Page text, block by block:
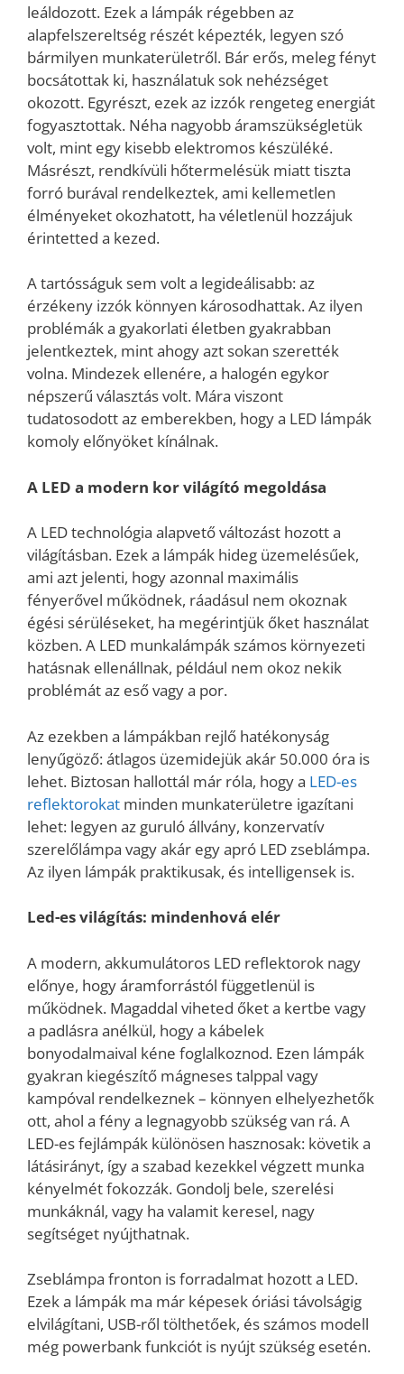
leáldozott. Ezek a lámpák régebben az
alapfelszereltség részét képezték, legyen szó
bármilyen munkaterületről. Bár erős, meleg fényt
bocsátottak ki, használatuk sok nehézséget
okozott. Egyrészt, ezek az izzók rengeteg energiát
fogyasztottak. Néha nagyobb áramszükségletük
volt, mint egy kisebb elektromos készüléké.
Másrészt, rendkívüli hőtermelésük miatt tiszta
forró burával rendelkeztek, ami kellemetlen
élményeket okozhatott, ha véletlenül hozzájuk
érintetted a kezed.
A tartósságuk sem volt a legideálisabb: az
érzékeny izzók könnyen károsodhattak. Az ilyen
problémák a gyakorlati életben gyakrabban
jelentkeztek, mint ahogy azt sokan szerették
volna. Mindezek ellenére, a halogén egykor
népszerű választás volt. Mára viszont
tudatosodott az emberekben, hogy a LED lámpák
komoly előnyöket kínálnak.
A LED a modern kor világító megoldása
A LED technológia alapvető változást hozott a
világításban. Ezek a lámpák hideg üzemelésűek,
ami azt jelenti, hogy azonnal maximális
fényerővel működnek, ráadásul nem okoznak
égési sérüléseket, ha megérintjük őket használat
közben. A LED munkalámpák számos környezeti
hatásnak ellenállnak, például nem okoz nekik
problémát az eső vagy a por.
Az ezekben a lámpákban rejlő hatékonyság
lenyűgöző: átlagos üzemidejük akár 50.000 óra is
lehet. Biztosan hallottál már róla, hogy a LED-es
reflektorokat minden munkaterületre igazítani
lehet: legyen az guruló állvány, konzervatív
szerelőlámpa vagy akár egy apró LED zseblámpa.
Az ilyen lámpák praktikusak, és intelligensek is.
Led-es világítás: mindenhová elér
A modern, akkumulátoros LED reflektorok nagy
előnye, hogy áramforrástól függetlenül is
működnek. Magaddal viheted őket a kertbe vagy
a padlásra anélkül, hogy a kábelek
bonyodalmaival kéne foglalkoznod. Ezen lámpák
gyakran kiegészítő mágneses talppal vagy
kampóval rendelkeznek – könnyen elhelyezhetők
ott, ahol a fény a legnagyobb szükség van rá. A
LED-es fejlámpák különösen hasznosak: követik a
látásirányt, így a szabad kezekkel végzett munka
kényelmét fokozzák. Gondolj bele, szerelési
munkáknál, vagy ha valamit keresel, nagy
segítséget nyújthatnak.
Zseblámpa fronton is forradalmat hozott a LED.
Ezek a lámpák ma már képesek óriási távolságig
elvilágítani, USB-ről tölthetőek, és számos modell
még powerbank funkciót is nyújt szükség esetén.